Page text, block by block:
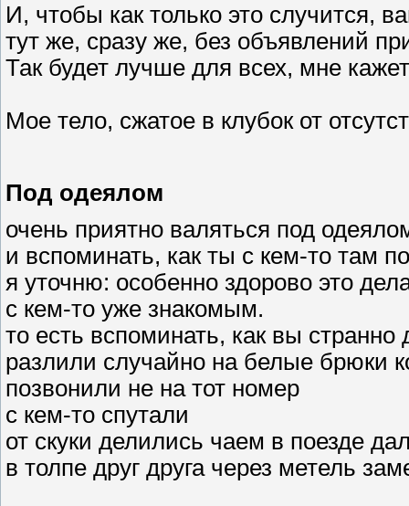
И, чтобы как только это случится,
тут же, сразу же, без объявлений
Так будет лучше для всех, мне
Мое тело, сжатое в клубок от
Под одеялом
очень приятно валяться под
и вспоминать, как ты с кем-то там
я уточню: особенно здорово это
с кем-то уже знакомым.
то есть вспоминать, как вы странно
разлили случайно на белые брюки
позвонили не на тот номер
с кем-то спутали
от скуки делились чаем в поезде
в толпе друг друга через метель